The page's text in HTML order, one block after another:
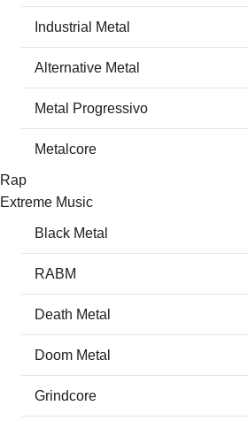
Industrial Metal
Alternative Metal
Metal Progressivo
Metalcore
Rap
Extreme Music
Black Metal
RABM
Death Metal
Doom Metal
Grindcore